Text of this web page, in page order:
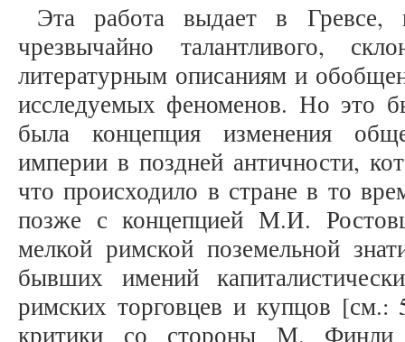
Эта работа выдает в Гревсе,
чрезвычайно талантливого,
литературным описаниям и
исследуемых феноменов. Но это
была концепция изменения
империи в поздней античности,
что происходило в стране в то
позже с концепцией М.И.
мелкой римской поземельной
бывших имений
римских торговцев и купцов [см.:
критики со стороны М. Финли